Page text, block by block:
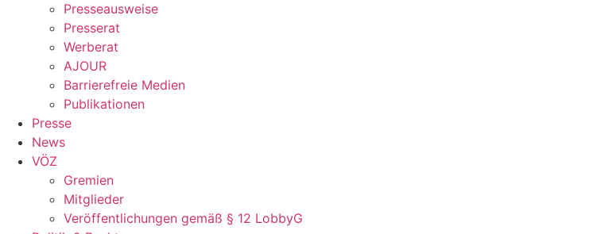
Presseausweise
Presserat
Werberat
AJOUR
Barrierefreie Medien
Publikationen
Presse
News
VÖZ
Gremien
Mitglieder
Veröffentlichungen gemäß § 12 LobbyG